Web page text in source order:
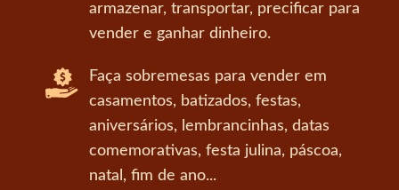
armazenar, transportar, precificar para
vender e ganhar dinheiro.
Faça sobremesas para vender em
casamentos, batizados, festas,
aniversários, lembrancinhas, datas
comemorativas, festa julina, páscoa,
natal, fim de ano...